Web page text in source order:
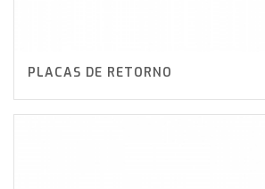
PLACAS DE RETORNO